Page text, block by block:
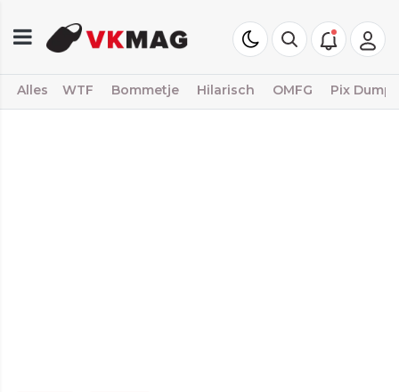
Alles WTF Bommetje Hilarisch OMFG Pix Dump